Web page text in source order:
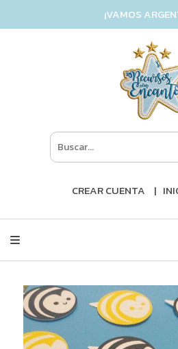
¡VAMOS
CREAR CUENTA